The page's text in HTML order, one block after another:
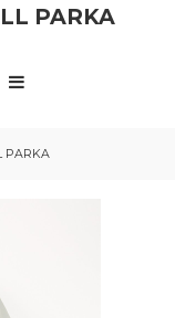
PARKA
PARKA